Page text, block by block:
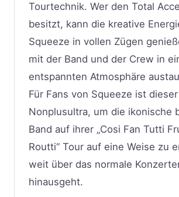
Tourtechnik. Wer den Total
besitzt, kann die kreative
Squeeze in vollen Zügen
mit der Band und der Crew in
entspannten Atmosphäre
Für Fans von Squeeze ist
Nonplusultra, um die ikonische
Band auf ihrer „Cosi Fan Tutti
Routti“ Tour auf eine Weise zu
weit über das normale
hinausgeht.